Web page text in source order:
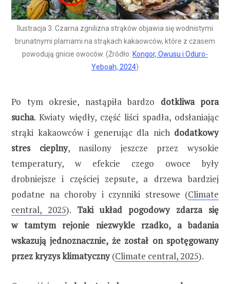
Ilustracja 3. Czarna zgnilizna strąków objawia się wodnistymi
brunatnymi plamami na strąkach kakaowców, które z czasem
powodują gnicie owoców. (Źródło: Kongor, Owusu i Oduro-
Yeboah, 2024)
Po tym okresie, nastąpiła bardzo dotkliwa pora
sucha. Kwiaty więdły, część liści spadła, odsłaniając
strąki kakaowców i generując dla nich dodatkowy
stres cieplny, nasilony jeszcze przez wysokie
temperatury, w efekcie czego owoce były
drobniejsze i częściej zepsute, a drzewa bardziej
podatne na choroby i czynniki stresowe (Climate
central, 2025). Taki układ pogodowy zdarza się
w tamtym rejonie niezwykle rzadko, a badania
wskazują jednoznacznie, że został on spotęgowany
przez kryzys klimatyczny(Climate central, 2025).